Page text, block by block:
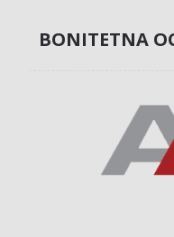
BONITETNA